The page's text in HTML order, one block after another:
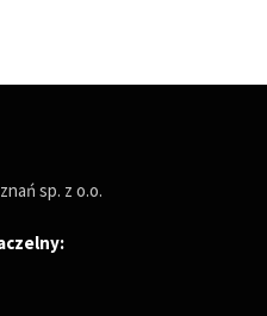
sp. z o.o.
: